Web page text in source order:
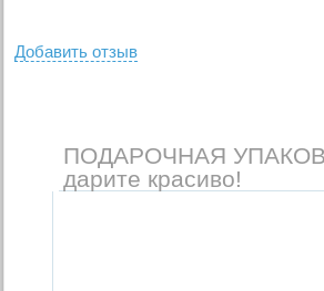
Добавить отзыв
ПОДАРОЧНАЯ
дарите красиво!